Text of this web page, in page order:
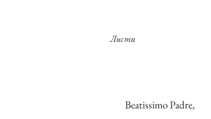
Листи
Beatissimo Padre,